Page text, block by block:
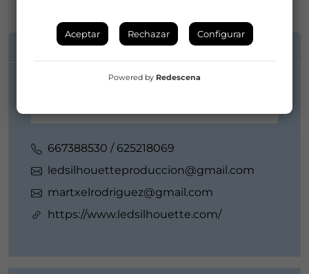
INFORMACIÓN DE CONTACTO
667388530 / 625218069
ledsilhouetteproduccion@gmail.com
martxelrodriguez@gmail.com
https://www.ledsilhouette.com/
Aceptar Rechazar Configurar
Powered by Redescena